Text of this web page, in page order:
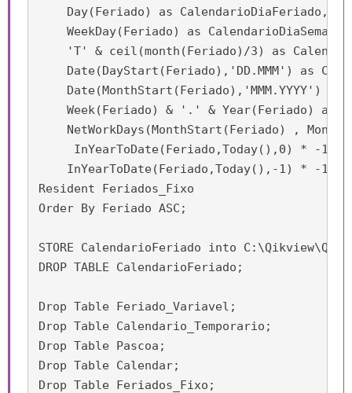
Day(Feriado) as CalendarioDiaFeriado,
WeekDay(Feriado) as
'T' & ceil(month(Feriado)/3) as
Date(DayStart(Feriado),'DD.MMM') as
Week(Feriado) & '.' & Year(Feriado) as
NetWorkDays(MonthStart(Feriado) ,
InYearToDate(Feriado,Today(),0) * -1 as
InYearToDate(Feriado,Today(),-1) * -1 as
Resident Feriados_Fixo
Order By Feriado ASC;
STORE CalendarioFeriado into
DROP TABLE CalendarioFeriado;
Drop Table Feriado_Variavel;
Drop Table Calendario_Temporario;
Drop Table Pascoa;
Drop Table Calendar;
Drop Table Feriados_Fixo;